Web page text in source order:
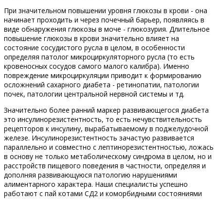
При значительном повышении уровня глюкозы в крови - она
начинает проходить и через почечный барьер, появляясь в
виде обнаружения глюкозы в моче - глюкозурия. Длительное
повышение глюкозы в крови значительно влияет на
состояние сосудистого русла в целом, в особенности
определяя патолог микроциркуляторного русла (то есть
кровеносных сосудов самого малого калибра). Именно
повреждение микроциркуляции приводит к формированию
осложнений сахарного диабета - ретинопатии, патологии
почек, патологии центральной нервной системы и тд.
Значительно более ранний маркер развивающегося диабета
это инсулинорезистентность, то есть нечувствительность
рецепторов к инсулину, вырабатываемому в поджелудочной
железе. Инсулинорезистентность зачастую развивается
параллельно и совместно с лептинорезистентностью, ложась
в основу не только метаболическому синдрома в целом, но и
расстройств пищевого поведения в частности, определяя и
дополняя развивающуюся патологию нарушениями
алиментарного характера. Наши специалисты успешно
работают с пай котами СД2 и коморбидными состояниями